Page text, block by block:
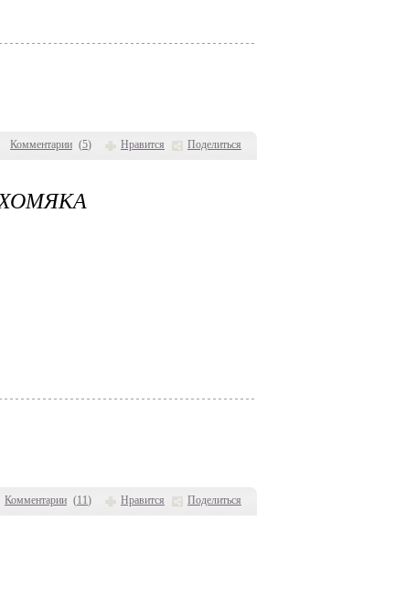
Комментарии (5) Нравится Поделиться
Комментарии (11) Нравится Поделиться